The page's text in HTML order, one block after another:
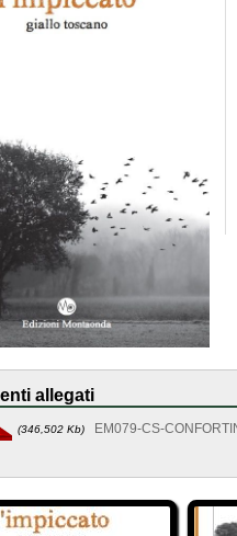
allegati
(346,502 Kb) EM079-CS-